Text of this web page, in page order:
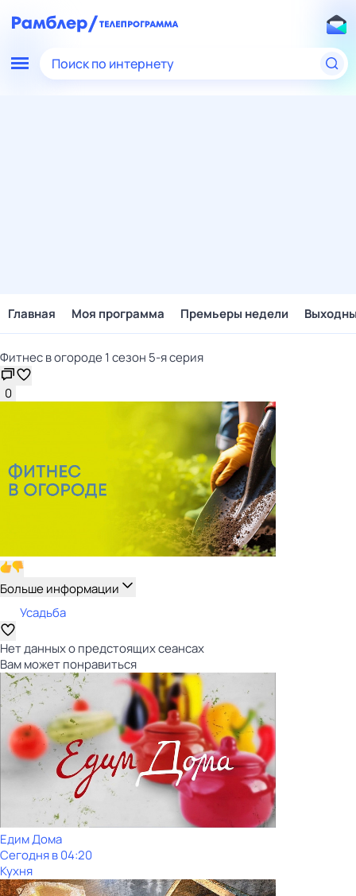
Поиск по интернету
Главная Моя программа Премьеры недели
Фитнес в огороде 1 сезон 5-я серия
0
Больше информации
Усадьба
Нет данных о предстоящих сеансах
Вам может понравиться
Едим Дома
Сегодня в 04:20
Кухня